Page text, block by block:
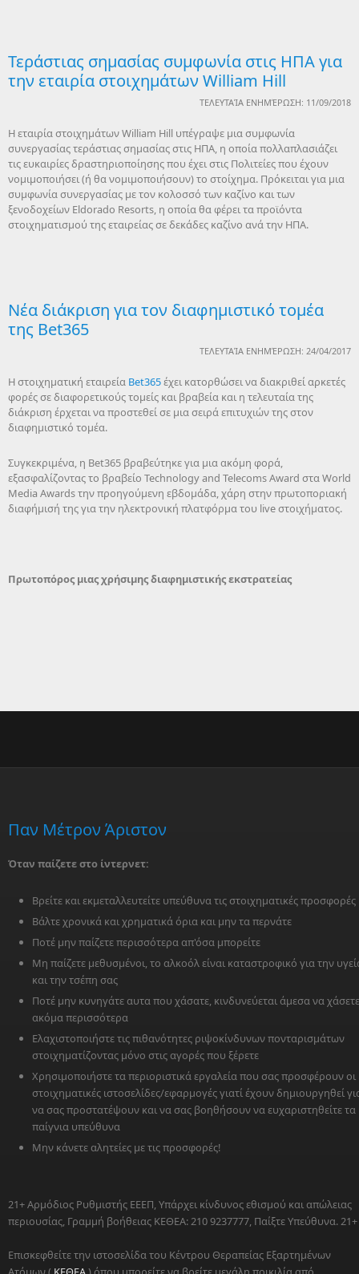
Τεράστιας σημασίας συμφωνία στις ΗΠΑ για
την εταιρία στοιχημάτων William Hill
ΤΕΛΕΥΤΑΊΑ ΕΝΗΜΈΡΩΣΗ: 11/09/2018
Η εταιρία στοιχημάτων William Hill υπέγραψε μια συμφωνία
συνεργασίας τεράστιας σημασίας στις ΗΠΑ, η οποία πολλαπλασιάζει
τις ευκαιρίες δραστηριοποίησης που έχει στις Πολιτείες που έχουν
νομιμοποιήσει (ή θα νομιμοποιήσουν) το στοίχημα. Πρόκειται για μια
συμφωνία συνεργασίας με τον κολοσσό των καζίνο και των
ξενοδοχείων Eldorado Resorts, η οποία θα φέρει τα προϊόντα
στοιχηματισμού της εταιρείας σε δεκάδες καζίνο ανά την ΗΠΑ.
Νέα διάκριση για τον διαφημιστικό τομέα
της Bet365
ΤΕΛΕΥΤΑΊΑ ΕΝΗΜΈΡΩΣΗ: 24/04/2017
H στοιχηματική εταιρεία Bet365έχει κατορθώσει να διακριθεί αρκετές
φορές σε διαφορετικούς τομείς και βραβεία και η τελευταία της
διάκριση έρχεται να προστεθεί σε μια σειρά επιτυχιών της στον
διαφημιστικό τομέα.
Συγκεκριμένα, η Bet365 βραβεύτηκε για μια ακόμη φορά,
εξασφαλίζοντας το βραβείο Technology and Telecoms Award στα World
Media Awards την προηγούμενη εβδομάδα, χάρη στην πρωτοποριακή
διαφήμισή της για την ηλεκτρονική πλατφόρμα του live στοιχήματος.
Πρωτοπόρος μιας χρήσιμης διαφημιστικής εκστρατείας
Παν Μέτρον Άριστον
Όταν παίζετε στο ίντερνετ:
Βρείτε και εκμεταλλευτείτε υπεύθυνα τις στοιχηματικές προσφορές
Βάλτε χρονικά και χρηματικά όρια και μην τα περνάτε
Ποτέ μην παίζετε περισσότερα απ'όσα μπορείτε
Μη παίζετε μεθυσμένοι, το αλκοόλ είναι καταστροφικό για την
και την τσέπη σας
Ποτέ μην κυνηγάτε αυτα που χάσατε, κινδυνεύεται άμεσα να χάσετε
ακόμα περισσότερα
Ελαχιστοποιήστε τις πιθανότητες ριψοκίνδυνων πονταρισμάτων
στοιχηματίζοντας μόνο στις αγορές που ξέρετε
Χρησιμοποιήστε τα περιοριστικά εργαλεία που σας προσφέρουν οι
στοιχηματικές ιστοσελίδες/εφαρμογές γιατί έχουν δημιουργηθεί
να σας προστατέψουν και να σας βοηθήσουν να ευχαριστηθείτε τα
παίγνια υπεύθυνα
Μην κάνετε αλητείες με τις προσφορές!
21+ Αρμόδιος Ρυθμιστής ΕΕΕΠ, Υπάρχει κίνδυνος εθισμού και απώλειας
περιουσίας, Γραμμή βοήθειας ΚΕΘΕΑ: 210 9237777, Παίξτε Υπεύθυνα. 21+
Επισκεφθείτε την ιστοσελίδα του Κέντρου Θεραπείας Εξαρτημένων